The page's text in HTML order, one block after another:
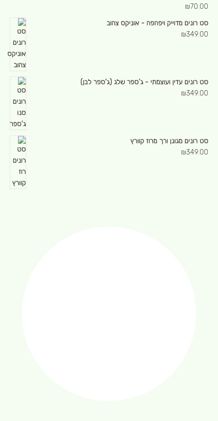
₪70.00
סט רונים מדוייק ויפהפה - אוניקס צהוב
₪349.00
סט רונים עדין ועוצמתי - ג'ספר שלג (ג'ספר לבן)
₪349.00
סט רונים מגונן ורך מרוז קוורץ
₪349.00